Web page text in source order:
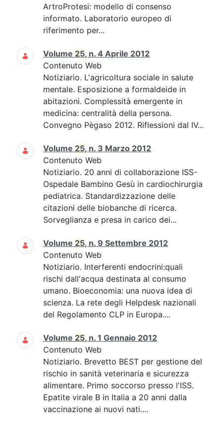
ArtroProtesi: modello di consenso
informato. Laboratorio europeo di
riferimento per...
Volume 25, n. 4 Aprile 2012
Contenuto Web
Notiziario. L'agricoltura sociale in salute
mentale. Esposizione a formaldeide in
abitazioni. Complessità emergente in
medicina: centralità della persona.
Convegno Pègaso 2012. Riflessioni dal IV...
Volume 25, n. 3 Marzo 2012
Contenuto Web
Notiziario. 20 anni di collaborazione ISS-
Ospedale Bambino Gesù in cardiochirurgia
pediatrica. Standardizzazione delle
citazioni delle biobanche di ricerca.
Sorveglianza e presa in carico dei...
Volume 25, n. 9 Settembre 2012
Contenuto Web
Notiziario. Interferenti endocrini:quali
rischi dall'acqua destinata al consumo
umano. Bioeconomia: una nuova idea di
scienza. La rete degli Helpdesk nazionali
del Regolamento CLP in Europa....
Volume 25, n. 1 Gennaio 2012
Contenuto Web
Notiziario. Brevetto BEST per gestione del
rischio in sanità veterinaria e sicurezza
alimentare. Primo soccorso presso l'ISS.
Epatite virale B in Italia a 20 anni dalla
vaccinazione ai nuovi nati....